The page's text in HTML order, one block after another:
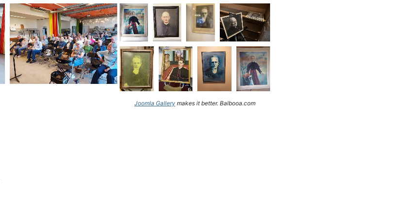
Joomla Gallery makes it better. Balbooa.com